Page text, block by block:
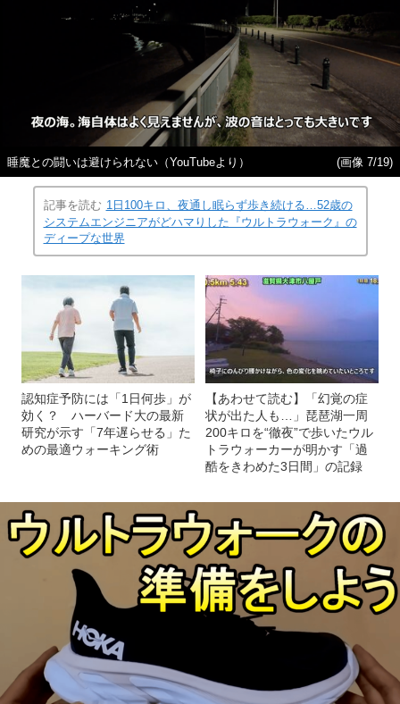
睡魔との闘いは避けられない（YouTubeより） (画像 7/19)
記事を読む 1日100キロ、夜通し眠らず歩き続ける…52歳の
システムエンジニアがどハマりした『ウルトラウォーク』の
ディープな世界
認知症予防には「1日何歩」が
効く？ ハーバード大の最新
研究が示す「7年遅らせる」た
めの最適ウォーキング術
【あわせて読む】「幻覚の症
状が出た人も…」琵琶湖一周
200キロを“徹夜”で歩いたウル
トラウォーカーが明かす「過
酷をきわめた3日間」の記録